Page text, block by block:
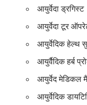
आयुर्वेदा ड्रगिस्ट
आयुर्वेदा टूर
आयुर्वेदिक हेल्थ
आयुर्वैदिक हर्ब
आयुर्वेद मेडिकल
आयुर्वेदिक